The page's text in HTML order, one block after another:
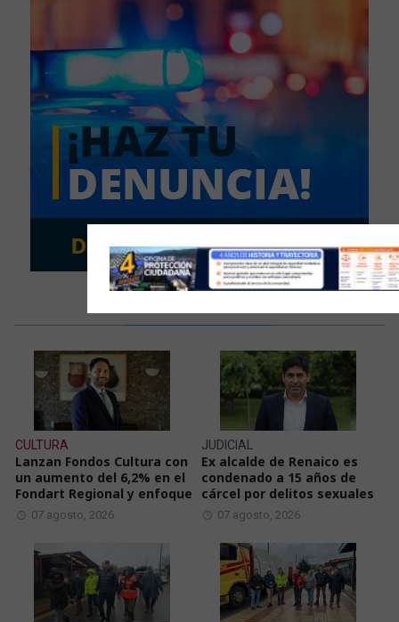
CULTURA
Lanzan Fondos Cultura con
un aumento del 6,2% en el
Fondart Regional y enfoque
07 agosto, 2026
JUDICIAL
Ex alcalde de Renaico es
condenado a 15 años de
cárcel por delitos sexuales
07 agosto, 2026